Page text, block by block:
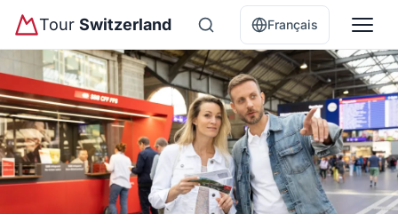
Tour Switzerland Français